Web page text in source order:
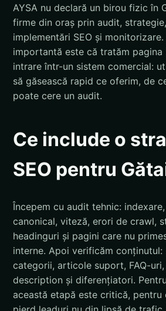
AYSA nu declară un birou fizic în
firme din oraș prin audit,
implementări SEO și
importantă este că tratăm pagina
intrare într-un sistem comercial:
să găsească rapid ce oferim, de
poate cere un audit.
Ce include o
SEO pentru
Începem cu audit tehnic:
canonical, viteză, erori de crawl,
headinguri și pagini care nu
interne. Apoi verificăm conținutul:
categorii, articole suport, FAQ-
description și diferențiatori.
această etapă este critică, pentru